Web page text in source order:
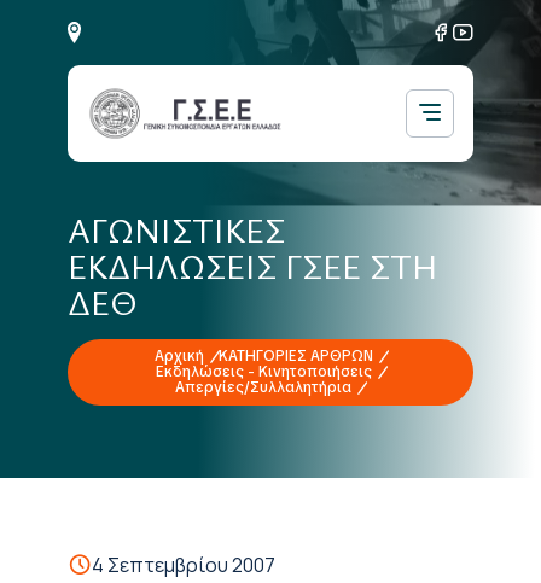
ΑΓΩΝΙΣΤΙΚΕΣ
ΕΚΔΗΛΩΣΕΙΣ ΓΣΕΕ ΣΤΗ
ΔΕΘ
Αρχική
ΚΑΤΗΓΟΡΙΕΣ ΑΡΘΡΩΝ
Εκδηλώσεις - Κινητοποιήσεις
Απεργίες/Συλλαλητήρια
4 Σεπτεμβρίου 2007